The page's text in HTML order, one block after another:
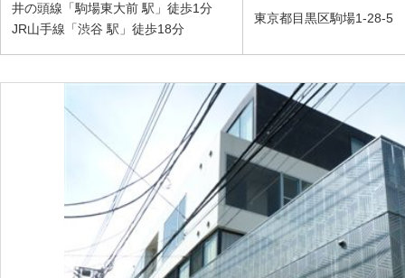
井の頭線「駒場東大前 駅」徒歩1分
JR山手線「渋谷 駅」徒歩18分
東京都目黒区駒場1-28-5